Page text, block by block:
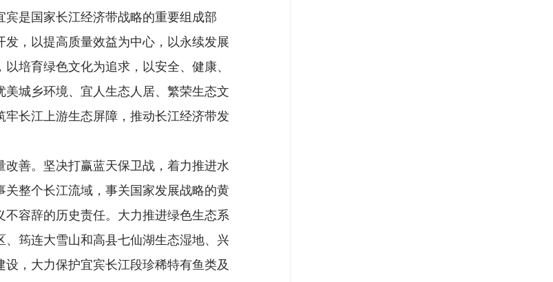
是国家长江经济带战略的重要组成部
，以提高质量效益为中心，以永续发展
培育绿色文化为追求，以安全、健康、
城乡环境、宜人生态人居、繁荣生态文
长江上游生态屏障，推动长江经济带发
善。坚决打赢蓝天保卫战，着力推进水
整个长江流域，事关国家发展战略的黄
容辞的历史责任。大力推进绿色生态系
筠连大雪山和高县七仙湖生态湿地、兴
，大力保护宜宾长江段珍稀特有鱼类及